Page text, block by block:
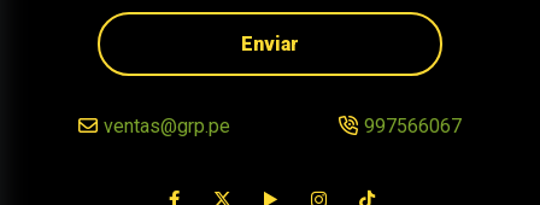
Enviar
ventas@grp.pe 997566067